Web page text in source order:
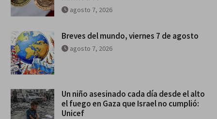
agosto 7, 2026
Breves del mundo, viernes 7 de agosto
agosto 7, 2026
Un niño asesinado cada día desde el alto
el fuego en Gaza que Israel no cumplió:
Unicef